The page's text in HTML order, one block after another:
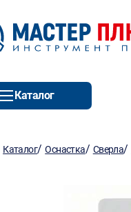
Каталог
Каталог/Оснастка/ Сверла/